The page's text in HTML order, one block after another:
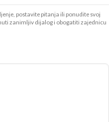
postavite pitanja ili ponudite svoj
zanimljiv dijalog i obogatiti zajednicu